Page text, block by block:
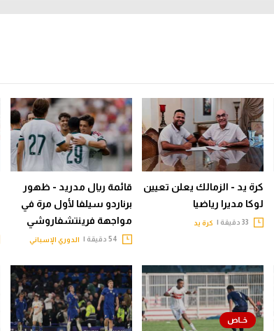
كرة يد - الزمالك يعلن تعيين
لوكا مديرا رياضيا
كرة يد
قائمة ريال مدريد - ظهور
برناردو سيلفا لأول مرة في
مواجهة فرينتشفاروشي
الدوري الإسباني